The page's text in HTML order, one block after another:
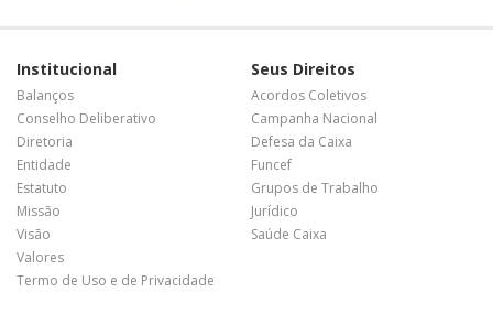
Institucional
Balanços
Conselho Deliberativo
Diretoria
Entidade
Estatuto
Missão
Visão
Valores
Termo de Uso e de Privacidade
Seus Direitos
Acordos Coletivos
Campanha Nacional
Defesa da Caixa
Funcef
Grupos de Trabalho
Jurídico
Saúde Caixa